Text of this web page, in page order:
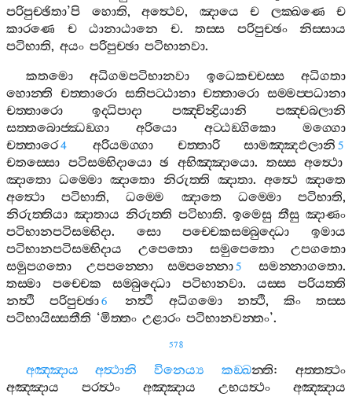
පරිපුච‍්ඡිතා’පි හොති, අත්‍ථෙව, ඤායෙ ච ලක‍්ඛණෙ
ච
කාරණෙ
ච ඨානාඨානෙ ච. තස‍්ස පරිපුච‍්ඡං
නිස‍්සාය
පටිභාති, අයං පරිපුච‍්ඡා පටිභානවා.
කතමො
අධිගමපටිභානවා ඉධෙකච‍්චස‍්ස
අධිගතා
හොන‍්ති චත‍්තාරො සතිපට‍්ඨානා චත‍්තාරො සම‍්මප‍්පධානා
චත‍්තාරො
ඉද‍්ධිපාදා පඤ‍්චින්‍ද්‍රියානි
පඤ‍්චබලානි
සත‍්තබොජ‍්ඣඞ‍්ගා
අරියො අට‍්ඨඞ‍්ගිකො
මග‍්ගො
චත‍්තාරෙ4 අරියමග‍්ගා චත‍්තාරි සාමඤ‍්ඤඵලානි 5
චතස‍්සො පටිසම‍්භිදායො ඡ අභිඤ‍්ඤායො. තස‍්ස අත්‍ථො
ඤාතො ධම‍්මො ඤාතො නිරුත‍්ති ඤාතා. අත්‍ථෙ ඤාතෙ
අත්‍ථො
පටිභාති,ධම‍්මෙ ඤාතෙ ධම‍්මො පටිභාති,
නිරුත‍්තියා ඤාතාය නිරුත‍්ති පටිභාති. ඉමෙසු තීසු ඤාණං
පටිභානපටිසම‍්භිදා. සො පච‍්චෙකසම‍්බුද‍්ධො
ඉමාය
පටිභානපටිසම‍්භිදාය
උපෙතො සමුපෙතො
උපගතො
සමුපගතො
උපපන‍්නො සම‍්පන‍්නො5 සමන‍්නාගතො.
තස‍්මා
පච‍්චෙක සම‍්බුද‍්ධො පටිභානවා.යස‍්ස
පරියත‍්ති
නත්‍ථි
පරිපුච‍්ඡා6 නත්‍ථි අධිගමො නත්‍ථි, කිං
තස‍්ස
පටිභායිස‍්සතීති ‘මිත‍්තං උළාරං පටිභානවන‍්තං’.
578
අඤ‍්ඤාය අත්‍ථානි විනෙය්‍ය කඞ‍්ඛන‍්ති: අත‍්තත්‍ථං
අඤ‍්ඤාය
පරත්‍ථං අඤ‍්ඤාය උභයත්‍ථං
අඤ‍්ඤාය